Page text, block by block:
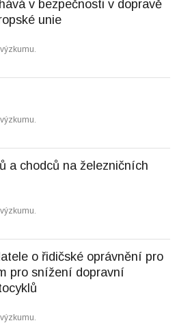
v bezpečnosti v dopravě
unie
a chodců na železničních
o řidičské oprávnění pro
pro snížení dopravní